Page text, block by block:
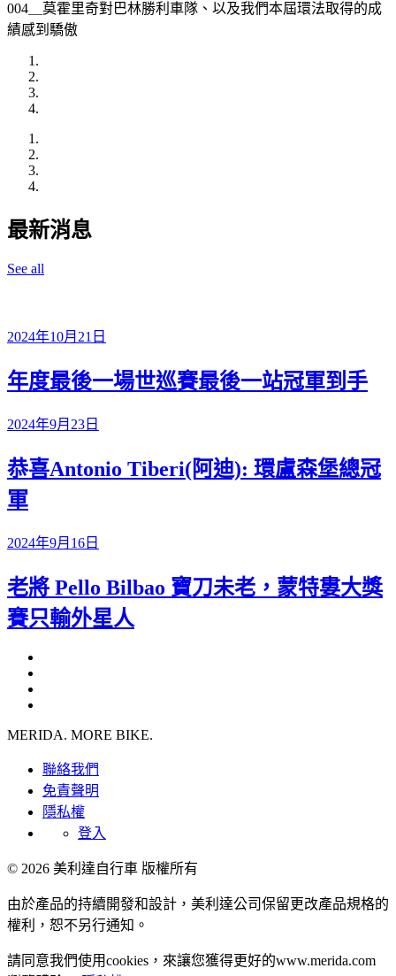
004＿莫霍里奇對巴林勝利車隊、以及我們本屆環法取得的成
績感到驕傲
最新消息
See all
2024年10月21日
年度最後一場世巡賽最後一站冠軍到手
2024年9月23日
恭喜Antonio Tiberi(阿迪): 環盧森堡總冠
軍
2024年9月16日
老將 Pello Bilbao 寶刀未老，蒙特婁大獎
賽只輸外星人
MERIDA. MORE BIKE.
聯絡我們
免責聲明
隱私權
登入
© 2026 美利達自行車 版權所有
由於產品的持續開發和設計，美利達公司保留更改產品規格的
權利，恕不另行通知。
請同意我們使用cookies，來讓您獲得更好的www.merida.com